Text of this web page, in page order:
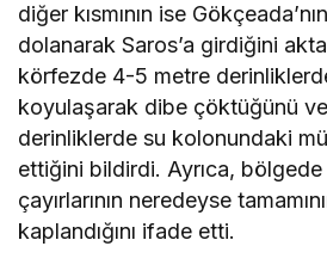
diğer kısmının ise
dolanarak Saros’a girdiğini
körfezde 4-5 metre
koyulaşarak dibe çöktüğünü
derinliklerde su kolonundaki
ettiğini bildirdi. Ayrıca,
çayırlarının neredeyse
kaplandığını ifade etti.